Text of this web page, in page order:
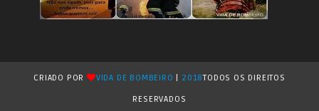
CRIADO POR VIDA DE BOMBEIRO 2018TODOS OS DIREITOS
RESERVADOS